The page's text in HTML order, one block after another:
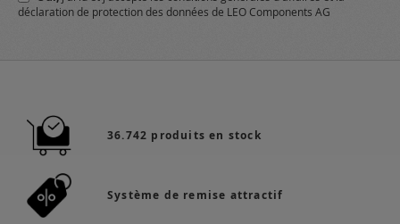
déclaration de protection des données de LEO Components AG
36.742 produits en stock
Système de remise attractif